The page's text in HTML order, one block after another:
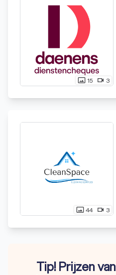
photo_size_select_actual 15 videocam 3
photo_size_select_actual44 videocam 3
Tip! Prijzen